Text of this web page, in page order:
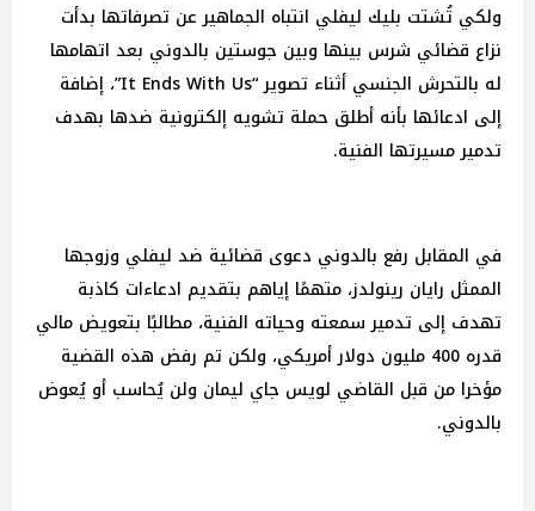
ولكي تُشتت بليك ليفلي انتباه الجماهير عن تصرفاتها بدأت
نزاع قضائي شرس بينها وبين جوستين بالدوني بعد اتهامها
له بالتحرش الجنسي أثناء تصوير “It Ends With Us”، إضافة
إلى ادعائها بأنه أطلق حملة تشويه إلكترونية ضدها بهدف
تدمير مسيرتها الفنية.
في المقابل رفع بالدوني دعوى قضائية ضد ليفلي وزوجها
الممثل رايان رينولدز، متهمًا إياهم بتقديم ادعاءات كاذبة
تهدف إلى تدمير سمعته وحياته الفنية، مطالبًا بتعويض مالي
قدره 400 مليون دولار أمريكي، ولكن تم رفض هذه القضية
مؤخرا من قبل القاضي لويس جاي ليمان ولن يُحاسب أو يُعوض
بالدوني.